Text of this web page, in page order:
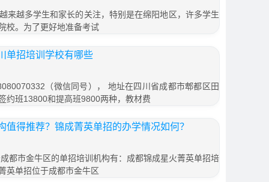
来越多学生和家长的关注，特别是在绵阳地区，许多学生
校。为了更好地准备考试
单招培训学校有哪些
（微信同号）， 地址在四川省成都市郫都区田
约班13800和提高班9800两种，教材费
得推荐？锦成菁英单招的办学情况如何？
都市金牛区的单招培训机构有：成都锦成星火菁英单招培
英单招位于成都市金牛区